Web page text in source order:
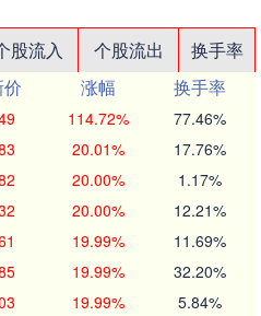
股流入 个股流出
换手率
涨幅
换手率
114.72% 77.46%
20.01% 17.76%
20.00% 1.17%
20.00% 12.21%
19.99% 11.69%
19.99% 32.20%
19.99% 5.84%